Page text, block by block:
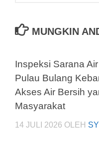
MUNGKIN
Inspeksi Sarana
Pulau Bulang
Akses Air Bersih
Masyarakat
14 JULI 2026 OLEH